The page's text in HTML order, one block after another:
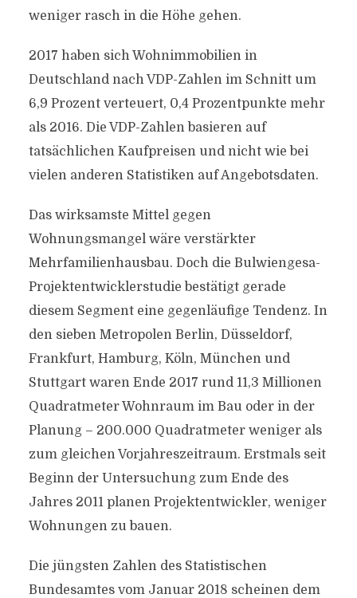
weniger rasch in die Höhe gehen.
2017 haben sich Wohnimmobilien in
Deutschland nach VDP-Zahlen im Schnitt um
6,9 Prozent verteuert, 0,4 Prozentpunkte mehr
als 2016. Die VDP-Zahlen basieren auf
tatsächlichen Kaufpreisen und nicht wie bei
vielen anderen Statistiken auf Angebotsdaten.
Das wirksamste Mittel gegen
Wohnungsmangel wäre verstärkter
Mehrfamilienhausbau. Doch die Bulwiengesa-
Projektentwicklerstudie bestätigt gerade
diesem Segment eine gegenläufige Tendenz. In
den sieben Metropolen Berlin, Düsseldorf,
Frankfurt, Hamburg, Köln, München und
Stuttgart waren Ende 2017 rund 11,3 Millionen
Quadratmeter Wohnraum im Bau oder in der
Planung – 200.000 Quadratmeter weniger als
zum gleichen Vorjahreszeitraum. Erstmals seit
Beginn der Untersuchung zum Ende des
Jahres 2011 planen Projektentwickler, weniger
Wohnungen zu bauen.
Die jüngsten Zahlen des Statistischen
Bundesamtes vom Januar 2018 scheinen dem